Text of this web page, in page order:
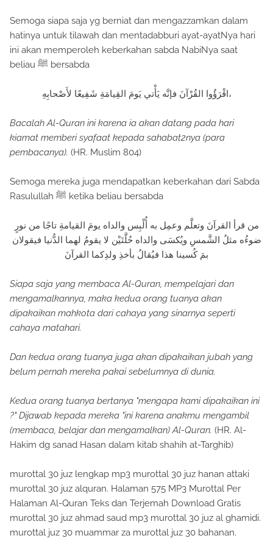
Semoga siapa saja yg berniat dan mengazzamkan dalam
hatinya untuk tilawah dan mentadabburi ayat-ayatNya hari
ini akan memperoleh keberkahan sabda NabiNya saat
beliau ﷺ bersabda
اقْرَؤُوا القُرْآنَ فإنَّه يَأْتي يَومَ القِيامَةِ شَفِيعًا لأَصْحابِهِ،
Bacalah Al-Quran ini karena ia akan datang pada hari
kiamat memberi syafaat kepada sahabat2nya (para
pembacanya). (HR. Muslim 804)
Semoga mereka juga mendapatkan keberkahan dari Sabda
Rasulullah ﷺ ketika beliau bersabda
من قرأ القرآنَ وتعلَّم وعمِل به أُلْبِس والداه يومَ القيامةِ تاجًا من نورٍ
ضوءُه مثلُ الشَّمسِ ويُكسَى والداه حُلَّتَيْن لا يقومُ لهما الدُّنيا فيقولان
بمَ كُسينا هذا فيُقالُ بأخذِ ولدِكما القرآنَ
Siapa saja yang membaca Al-Quran, mempelajari dan
mengamalkannya, maka kedua orang tuanya akan
dipakaikan mahkota dari cahaya yang sinarnya seperti
cahaya matahari.
Dan kedua orang tuanya juga akan dipakaikan jubah yang
belum pernah mereka pakai sebelumnya di dunia.
Kedua orang tuanya bertanya "mengapa kami dipakaikan ini
?" Dijawab kepada mereka "ini karena anakmu mengambil
(membaca, belajar dan mengamalkan) Al-Quran. (HR. Al-
Hakim dg sanad Hasan dalam kitab shahih at-Targhib)
murottal 30 juz lengkap mp3 murottal 30 juz hanan attaki
murottal 30 juz alquran. Halaman 575 MP3 Murottal Per
Halaman Al-Quran Teks dan Terjemah Download Gratis
murottal 30 juz ahmad saud mp3 murottal 30 juz al ghamidi.
murottal juz 30 muammar za murottal juz 30 bahanan.